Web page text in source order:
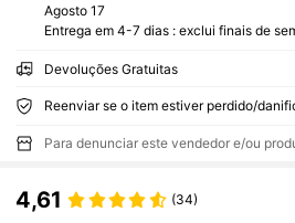
Agosto 17
Entrega em 4-7 dias : exclui finais de
Devoluções Gratuitas
Para denunciar este vendedor e/ou
4,61 (34)